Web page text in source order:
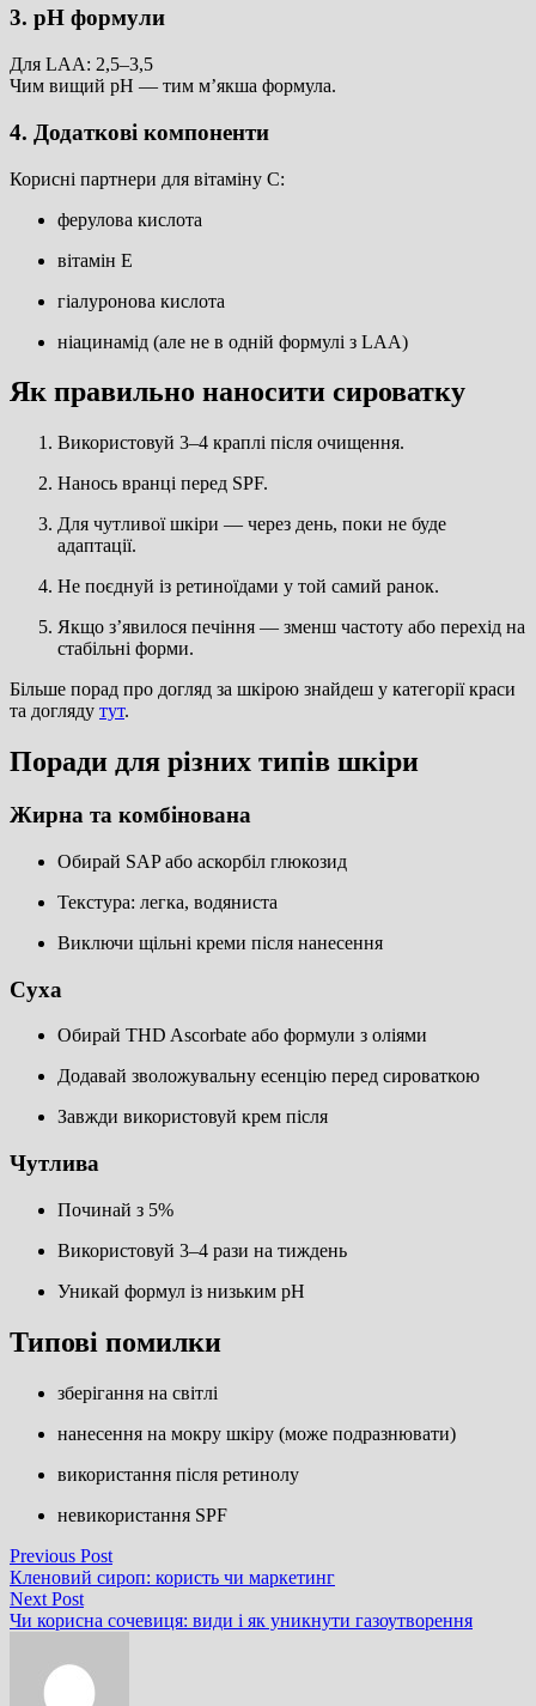
3. pH формули
Для LAA: 2,5–3,5
Чим вищий pH — тим м’якша формула.
4. Додаткові компоненти
Корисні партнери для вітаміну С:
ферулова кислота
вітамін Е
гіалуронова кислота
ніацинамід (але не в одній формулі з LAA)
Як правильно наносити сироватку
Використовуй 3–4 краплі після очищення.
Нанось вранці перед SPF.
Для чутливої шкіри — через день, поки не буде
адаптації.
Не поєднуй із ретиноїдами у той самий ранок.
Якщо з’явилося печіння — зменш частоту або перехід на
стабільні форми.
Більше порад про догляд за шкірою знайдеш у категорії краси
та догляду тут.
Поради для різних типів шкіри
Жирна та комбінована
Обирай SAP або аскорбіл глюкозид
Текстура: легка, водяниста
Виключи щільні креми після нанесення
Суха
Обирай THD Ascorbate або формули з оліями
Додавай зволожувальну есенцію перед сироваткою
Завжди використовуй крем після
Чутлива
Починай з 5%
Використовуй 3–4 рази на тиждень
Уникай формул із низьким pH
Типові помилки
зберігання на світлі
нанесення на мокру шкіру (може подразнювати)
використання після ретинолу
невикористання SPF
Навігація
записів
Previous PostPrevious
post:
Кленовий сироп: користь чи маркетинг
Next PostNext
post:
Чи корисна сочевиця: види і як уникнути газоутворення